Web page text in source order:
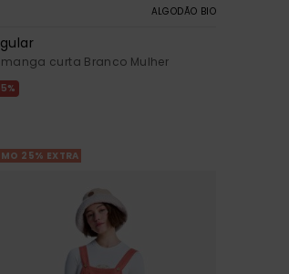
ALGODÃO BIO
curta Branco Mulher
25% EXTRA